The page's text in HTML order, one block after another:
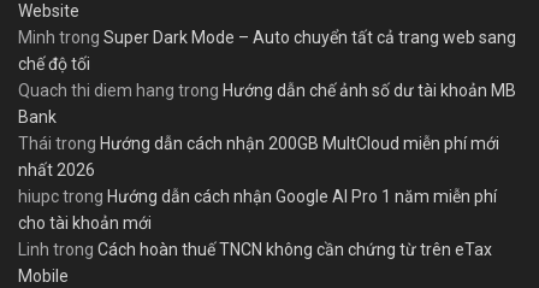
Website
Minh trong Super Dark Mode – Auto chuyển tất cả trang web sang
chế độ tối
Quach thi diem hang trong Hướng dẫn chế ảnh số dư tài khoản MB
Bank
Thái trong Hướng dẫn cách nhận 200GB MultCloud miễn phí mới
nhất 2026
hiupctrong Hướng dẫn cách nhận Google AI Pro 1 năm miễn phí
cho tài khoản mới
Linh trong Cách hoàn thuế TNCN không cần chứng từ trên eTax
Mobile